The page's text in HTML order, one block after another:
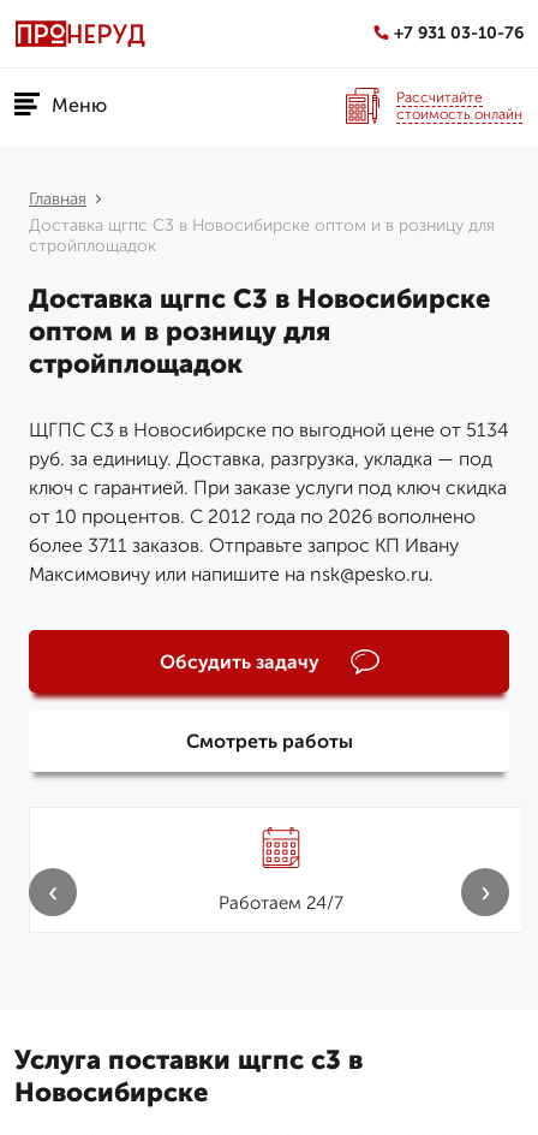
+7 931 03-10-76
Меню
Рассчитайте
стоимость онлайн
Главная
Доставка щгпс С3 в Новосибирске оптом и в розницу для
стройплощадок
Доставка щгпс С3 в Новосибирске
оптом и в розницу для
стройплощадок
ЩГПС С3 в Новосибирске по выгодной цене от 5134
руб. за единицу. Доставка, разгрузка, укладка — под
ключ с гарантией. При заказе услуги под ключ скидка
от 10 процентов. С 2012 года по 2026 вополнено
более 3711 заказов. Отправьте запрос КП Ивану
Максимовичу или напишите на nsk@pesko.ru.
Обсудить задачу
Смотреть работы
Работаем 24/7
‹ ›
Услуга поставки щгпс с3 в
Новосибирске